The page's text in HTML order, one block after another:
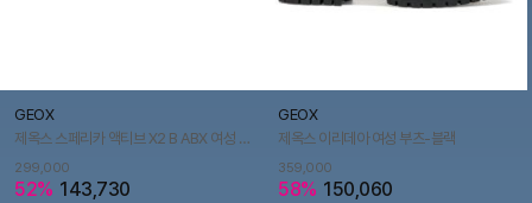
GEOX
제옥스 스페리카 액티브 X2 B ABX 여성 스니커즈-화이트
299,000
52% 143,730
GEOX
제옥스 이리데아 여성 부츠-블랙
359,000
58% 150,060